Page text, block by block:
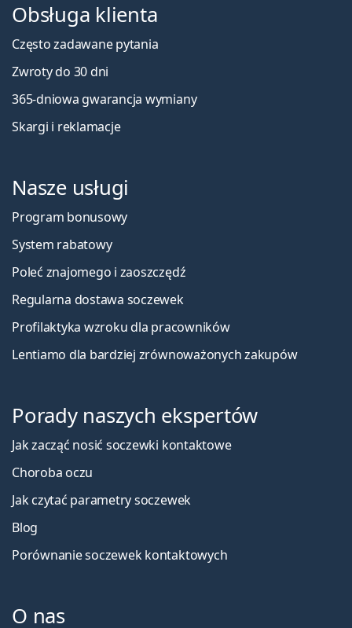
Obsługa klienta
Często zadawane pytania
Zwroty do 30 dni
365-dniowa gwarancja wymiany
Skargi i reklamacje
Nasze usługi
Program bonusowy
System rabatowy
Poleć znajomego i zaoszczędź
Regularna dostawa soczewek
Profilaktyka wzroku dla pracowników
Lentiamo dla bardziej zrównoważonych zakupów
Porady naszych ekspertów
Jak zacząć nosić soczewki kontaktowe
Choroba oczu
Jak czytać parametry soczewek
Blog
Porównanie soczewek kontaktowych
O nas